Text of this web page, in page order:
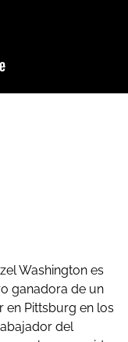
Washington es
ganadora de un
en Pittsburg en los
del